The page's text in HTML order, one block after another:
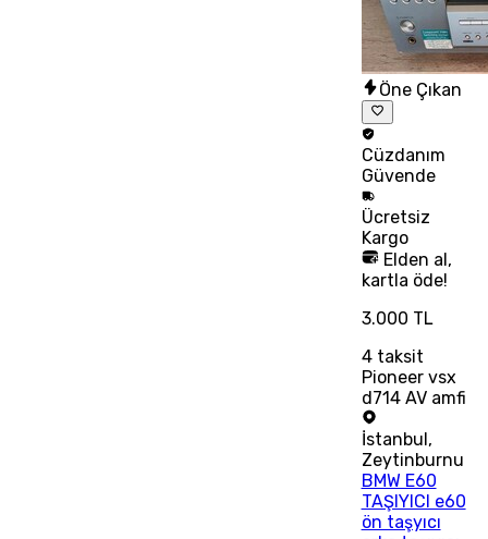
Öne Çıkan
Cüzdanım
Güvende
Ücretsiz
Kargo
Elden al,
kartla öde!
3.000 TL
4taksit
Pioneer vsx
d714 AV amfi
İstanbul ,
Zeytinburnu
BMW E60
TAŞIYICI e60
ön taşyıcı